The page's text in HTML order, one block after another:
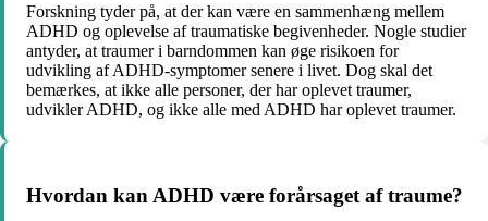
Forskning tyder på, at der kan være en sammenhæng mellem
ADHD og oplevelse af traumatiske begivenheder. Nogle studier
antyder, at traumer i barndommen kan øge risikoen for
udvikling af ADHD-symptomer senere i livet. Dog skal det
bemærkes, at ikke alle personer, der har oplevet traumer,
udvikler ADHD, og ikke alle med ADHD har oplevet traumer.
Hvordan kan ADHD være forårsaget af traume?